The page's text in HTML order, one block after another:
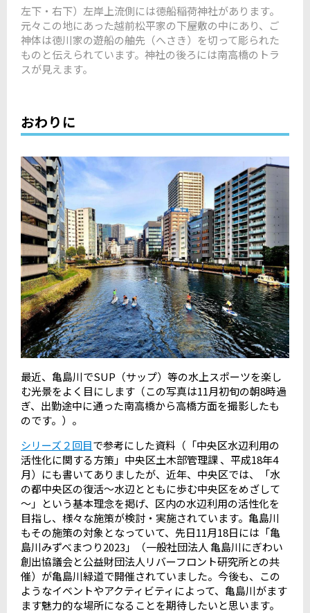
左下・右下）左岸上流側には徳船稲荷神社があります。
元々この地にあった越前松平家の下屋敷の中にあり、ご
神体は徳川家の遊船の舳先（へさき）を切って彫られた
ものと伝えられています。神社の後ろには南高橋のトラ
スが見えます。
おわりに
最近、亀島川でSUP（サップ）等の水上スポーツを楽し
む光景をよく目にします（この写真は11月初旬の朝8時過
ぎ、出勤途中に通った南高橋から高橋方面を撮影したも
のです。）。
シリーズ２回目で参考にした資料（「中央区水辺利用の
活性化に関する方策」中央区土木部管理課 、平成18年4
月）にも書いてありましたが、近年、中央区では、「水
の都中央区の復活～水辺とともに歩む中央区をめざして
～」という基本理念を掲げ、区内の水辺利用の活性化を
目指し、様々な施策が検討・実施されています。亀島川
もその施策の対象となっていて、先日11月18日には「亀
島川みずべまつり2023」（一般社団法人 亀島川にぎわい
創出協議会と公益財団法人リバーフロント研究所との共
催）が亀島川緑道で開催されていました。今後も、この
ようなイベントやアクティビティによって、亀島川がます
ます魅力的な場所になることを期待したいと思います。